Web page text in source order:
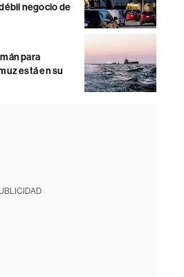
negocio de
para
está en su